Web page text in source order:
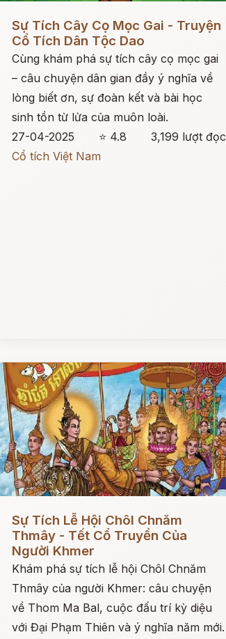
Sự Tích Cây Cọ Mọc Gai - Truyện
Cổ Tích Dân Tộc Dao
Cùng khám phá sự tích cây cọ mọc gai
– câu chuyện dân gian đầy ý nghĩa về
lòng biết ơn, sự đoàn kết và bài học
sinh tồn từ lửa của muôn loài.
27-04-2025
⭐ 4.8
3,199 lượt đọc
Cổ tích Việt Nam
Sự Tích Lễ Hội Chôl Chnăm
Thmây - Tết Cổ Truyền Của
Người Khmer
Khám phá sự tích lễ hội Chôl Chnăm
Thmây của người Khmer: câu chuyện
về Thom Ma Bal, cuộc đấu trí kỳ diệu
với Đại Phạm Thiên và ý nghĩa năm mới.